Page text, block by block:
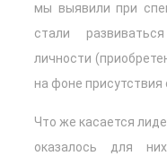
мы выявили при
стали
личности
на фоне присутствия
Что же касается
оказалось для